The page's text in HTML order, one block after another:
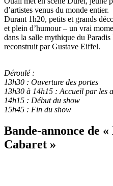
d’artistes venus du monde entier.
Durant 1h20, petits et grands
et plein d’humour – un vrai
dans la salle mythique du
reconstruit par Gustave Eiffel.
Déroulé :
13h30 : Ouverture des portes
13h30 à 14h15 : Accueil par les
14h15 : Début du show
15h45 : Fin du show
Bande-annonce de
Cabaret »